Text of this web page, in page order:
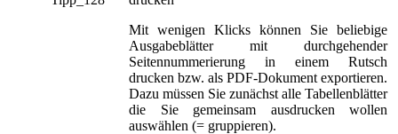
Mit wenigen Klicks können Sie beliebige
Ausgabeblätter mit durchgehender
Seitennummerierung in einem Rutsch
drucken bzw. als PDF-Dokument exportieren.
Dazu müssen Sie zunächst alle Tabellenblätter
die Sie gemeinsam ausdrucken wollen
auswählen (= gruppieren).